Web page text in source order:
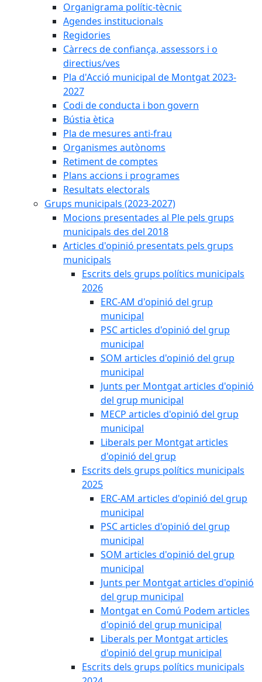
Organigrama polític-tècnic
Agendes institucionals
Regidories
Càrrecs de confiança, assessors i o
directius/ves
Pla d'Acció municipal de Montgat 2023-
2027
Codi de conducta i bon govern
Bústia ètica
Pla de mesures anti-frau
Organismes autònoms
Retiment de comptes
Plans accions i programes
Resultats electorals
Grups municipals (2023-2027)
Mocions presentades al Ple pels grups
municipals des del 2018
Articles d'opinió presentats pels grups
municipals
Escrits dels grups polítics municipals
2026
ERC-AM d'opinió del grup
municipal
PSC articles d'opinió del grup
municipal
SOM articles d'opinió del grup
municipal
Junts per Montgat articles d'opinió
del grup municipal
MECP articles d'opinió del grup
municipal
Liberals per Montgat articles
d'opinió del grup
Escrits dels grups polítics municipals
2025
ERC-AM articles d'opinió del grup
municipal
PSC articles d'opinió del grup
municipal
SOM articles d'opinió del grup
municipal
Junts per Montgat articles d'opinió
del grup municipal
Montgat en Comú Podem articles
d'opinió del grup municipal
Liberals per Montgat articles
d'opinió del grup municipal
Escrits dels grups polítics municipals